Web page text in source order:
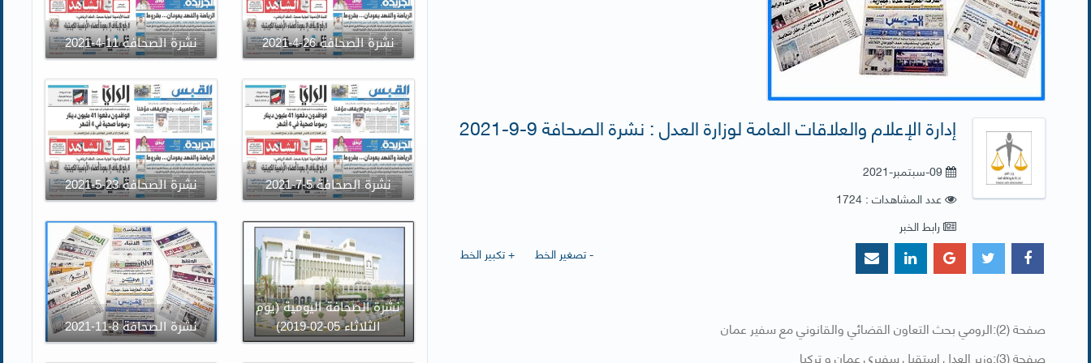
إدارة الإعلام والعلاقات العامة لوزارة العدل : نشرة الصحافة 9-9-2021
09-سبتمبر-2021
عدد المشاهدات : 1724
رابط الخبر
+ تكبير الخط
- تصغير الخط
صفحة (2):الرومي بحث التعاون القضائي والقانوني مع سفير عمان
صفحة (3):وزير العدل استقبل سفيري عمان و تركيا
نشرة الصحافة 11-4-2021 نشرة الصحافة 26-4-2021
نشرة الصحافة 23-5-2021 نشرة الصحافة 5-7-2021
نشرة الصحافة 8-11-2021
نشرة الصحافة اليومية (يوم
الثلاثاء 05-02-2019)